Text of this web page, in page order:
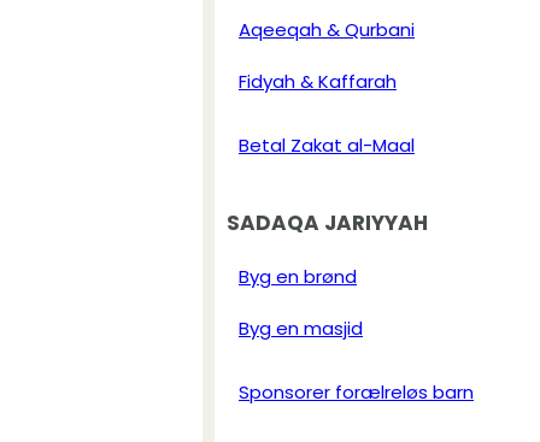
Aqeeqah & Qurbani
Fidyah & Kaffarah
Betal Zakat al-Maal
SADAQA JARIYYAH
Byg en brønd
Byg en masjid
Sponsorer forælreløs barn